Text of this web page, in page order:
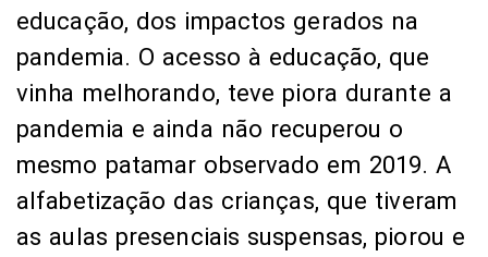
educação, dos impactos gerados na
pandemia. O acesso à educação, que
vinha melhorando, teve piora durante a
pandemia e ainda não recuperou o
mesmo patamar observado em 2019. A
alfabetização das crianças, que tiveram
as aulas presenciais suspensas, piorou e